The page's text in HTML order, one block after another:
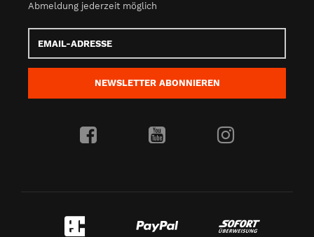
Abmeldung jederzeit möglich
Adresse
NEWSLETTER ABONNIEREN